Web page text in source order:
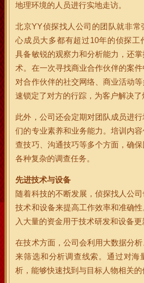
地理环境的人员进行实地走访。
北京YY侦探找人公司的团队就非常
心成员大多都有超过10年的侦探工
具备敏锐的观察力和分析能力，还
术。在一次寻找商业合作伙伴的案
对合作伙伴的社交网络、商业活动
速锁定了对方的行踪，为客户解决了
此外，公司还会定期对团队成员进
们的专业素养和业务能力。培训内
查技巧、沟通技巧等多个方面，确
各种复杂的调查任务。
先进技术与设备
随着科技的不断发展，侦探找人公
技术和设备来提高工作效率和准确
入大量的资金用于技术研发和设备更
在技术方面，公司会利用大数据分
来筛选和分析调查线索。通过对海
析，能够快速找到与目标人物相关的